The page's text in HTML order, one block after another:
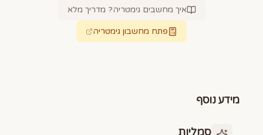
איך מחשבים גימטריה? מדריך מלא
פתח מחשבון גימטריה
מידע נוסף
סמליות